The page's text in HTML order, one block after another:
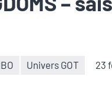
Univers GOT
23